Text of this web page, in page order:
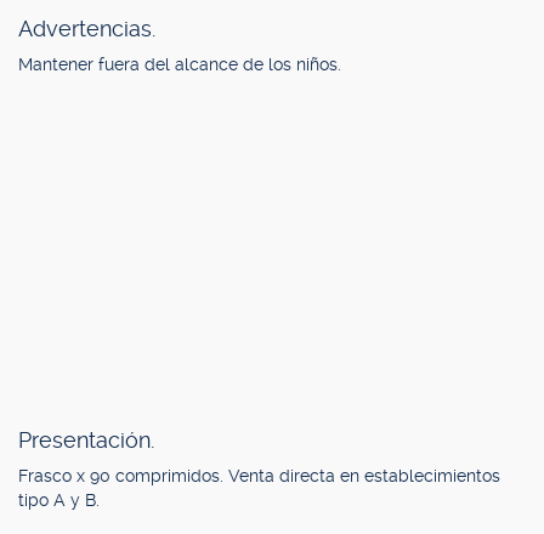
Advertencias.
Mantener fuera del alcance de los niños.
Presentación.
Frasco x 90 comprimidos. Venta directa en establecimientos
tipo A y B.